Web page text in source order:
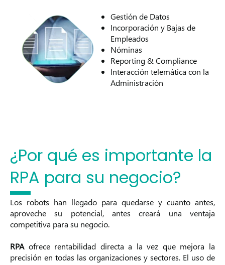
Gestión de Datos
Incorporación y Bajas de
Empleados
Nóminas
Reporting & Compliance
Interacción telemática con la
Administración
¿Por qué es importante la
RPA para su negocio?
Los robots han llegado para quedarse y cuanto antes,
aproveche su potencial, antes creará una ventaja
competitiva para su negocio.
RPA ofrece rentabilidad directa a la vez que mejora la
precisión en todas las organizaciones y sectores. El uso de